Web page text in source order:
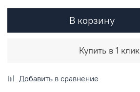
В корзину
Купить в 1 клик
Добавить в сравнение